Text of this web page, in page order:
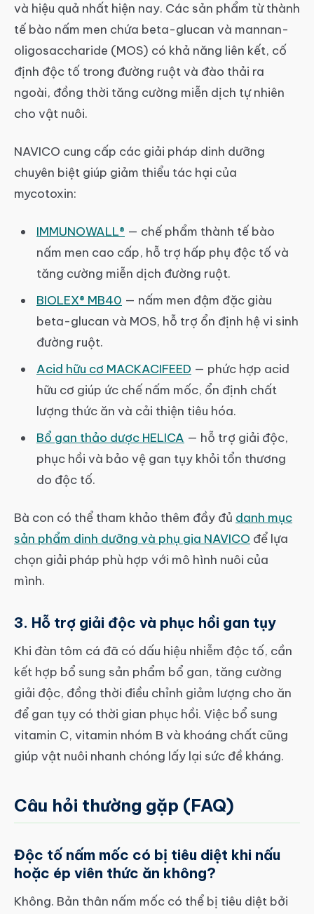
và hiệu quả nhất hiện nay. Các sản phẩm từ thành
tế bào nấm men chứa beta-glucan và mannan-
oligosaccharide (MOS) có khả năng liên kết, cố
định độc tố trong đường ruột và đào thải ra
ngoài, đồng thời tăng cường miễn dịch tự nhiên
cho vật nuôi.
NAVICO cung cấp các giải pháp dinh dưỡng
chuyên biệt giúp giảm thiểu tác hại của
mycotoxin:
IMMUNOWALL® — chế phẩm thành tế bào
nấm men cao cấp, hỗ trợ hấp phụ độc tố và
tăng cường miễn dịch đường ruột.
BIOLEX® MB40 — nấm men đậm đặc giàu
beta-glucan và MOS, hỗ trợ ổn định hệ vi sinh
đường ruột.
Acid hữu cơ MACKACIFEED — phức hợp acid
hữu cơ giúp ức chế nấm mốc, ổn định chất
lượng thức ăn và cải thiện tiêu hóa.
Bổ gan thảo dược HELICA — hỗ trợ giải độc,
phục hồi và bảo vệ gan tụy khỏi tổn thương
do độc tố.
Bà con có thể tham khảo thêm đầy đủ danh mục
sản phẩm dinh dưỡng và phụ gia NAVICO để lựa
chọn giải pháp phù hợp với mô hình nuôi của
mình.
3. Hỗ trợ giải độc và phục hồi gan tụy
Khi đàn tôm cá đã có dấu hiệu nhiễm độc tố, cần
kết hợp bổ sung sản phẩm bổ gan, tăng cường
giải độc, đồng thời điều chỉnh giảm lượng cho ăn
để gan tụy có thời gian phục hồi. Việc bổ sung
vitamin C, vitamin nhóm B và khoáng chất cũng
giúp vật nuôi nhanh chóng lấy lại sức đề kháng.
Câu hỏi thường gặp (FAQ)
Độc tố nấm mốc có bị tiêu diệt khi nấu
hoặc ép viên thức ăn không?
Không. Bản thân nấm mốc có thể bị tiêu diệt bởi